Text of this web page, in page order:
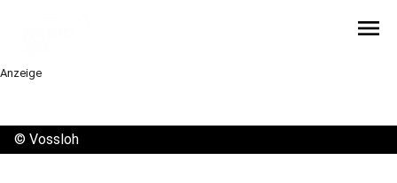
menu
Anzeige
© Vossloh